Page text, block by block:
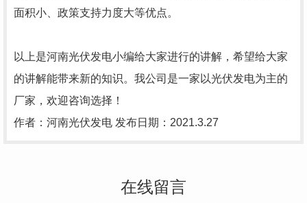
面积小、政策支持力度大等优点。
以上是河南光伏发电小编给大家进行的讲解，希望给大家
的讲解能带来新的知识。 我公司是一家以光伏发电为主的
厂家，欢迎咨询选择！
作者：河南光伏发电 发布日期：2021.3.27
在线留言